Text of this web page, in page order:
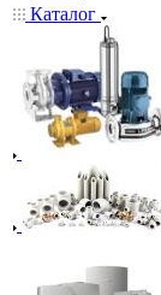
Каталог